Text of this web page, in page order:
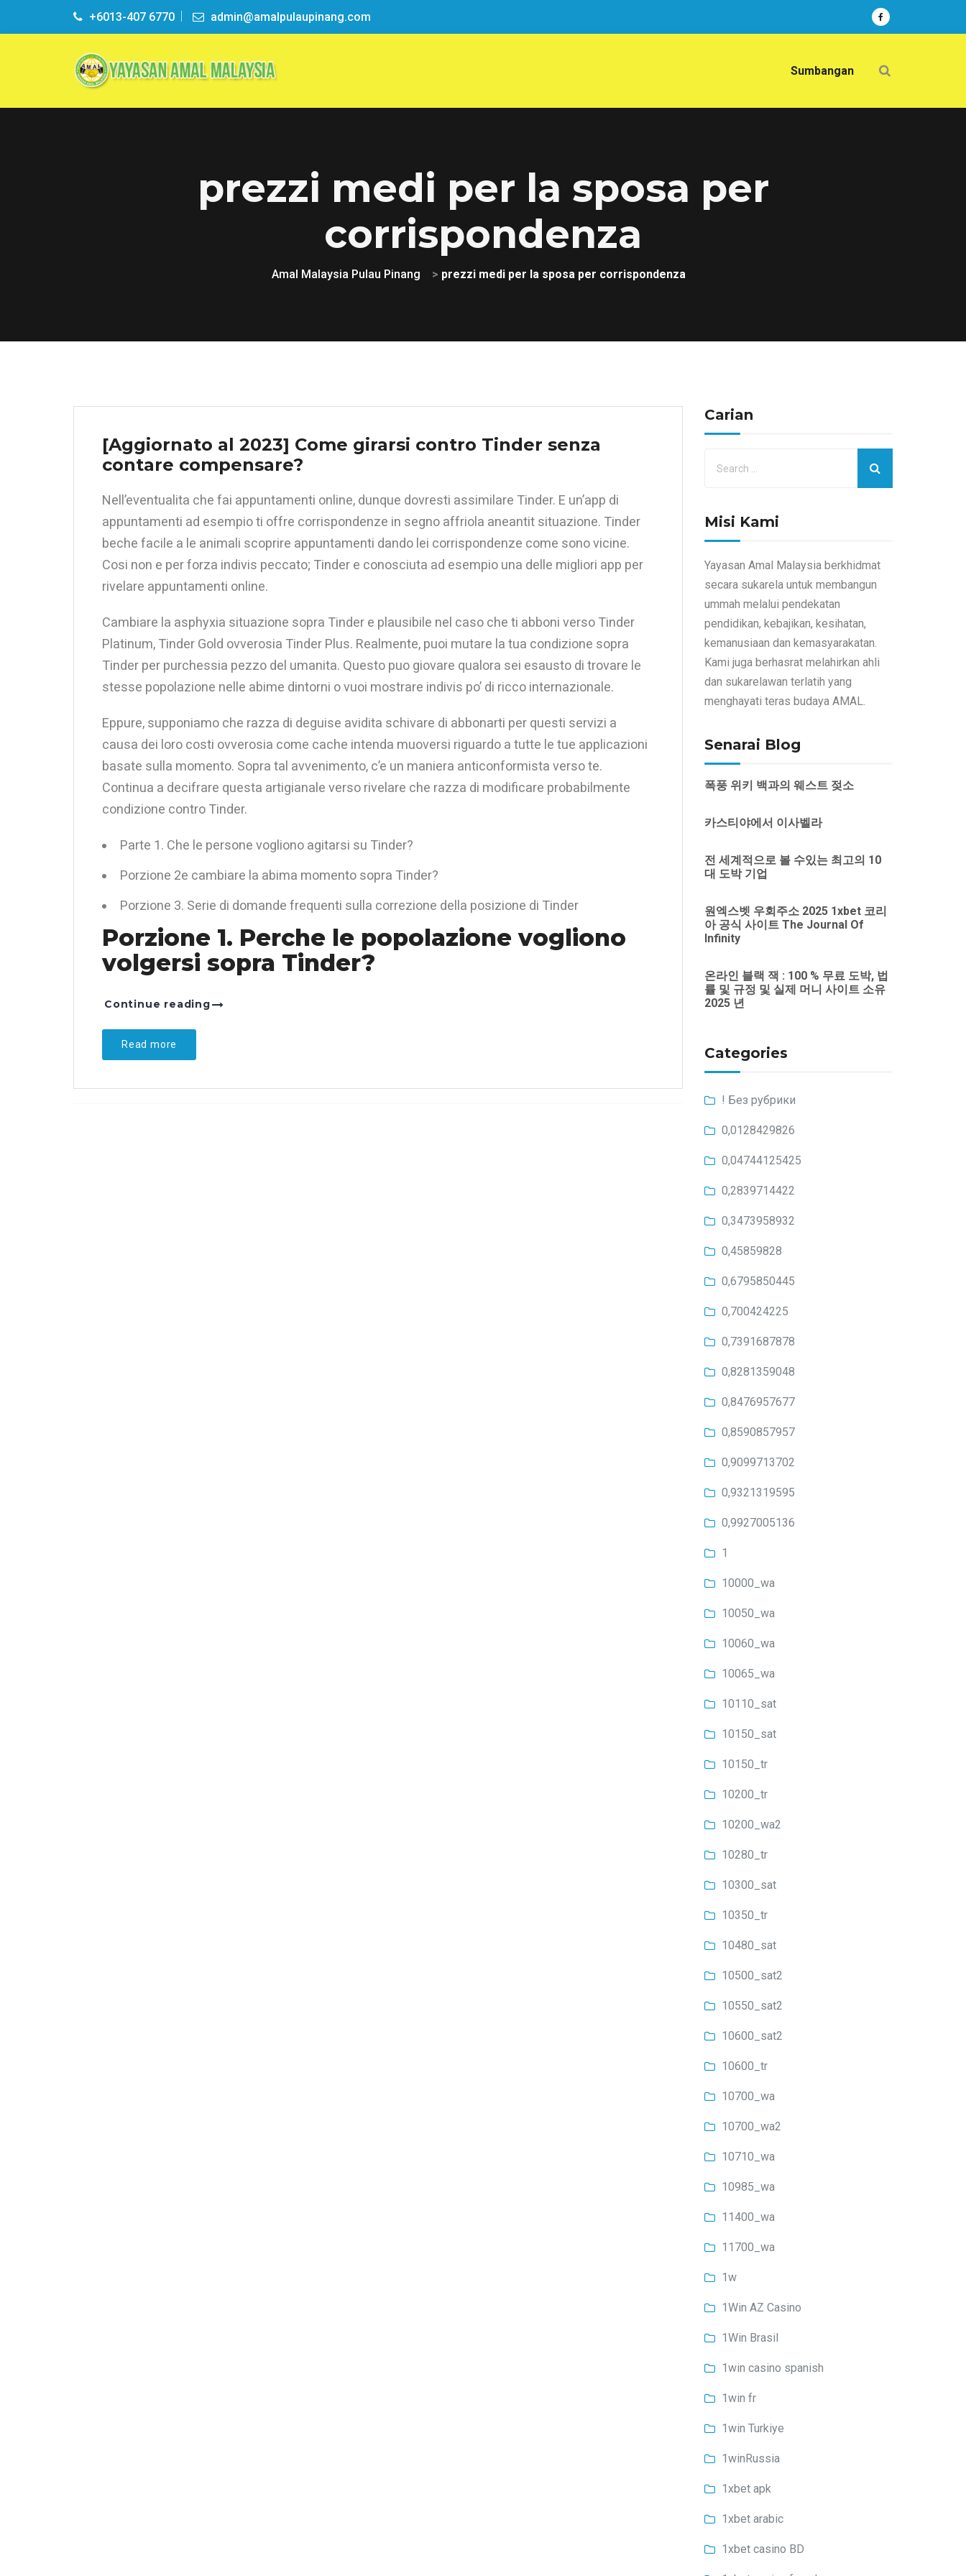
+6013-407 6770 admin@amalpulaupinang.com
Sumbangan
prezzi medi per la sposa per
corrispondenza
Amal Malaysia Pulau Pinang > prezzi medi per la sposa per corrispondenza
[Aggiornato al 2023] Come girarsi contro Tinder senza
contare compensare?
Nell’eventualita che fai appuntamenti online, dunque dovresti assimilare Tinder. E un’app di
appuntamenti ad esempio ti offre corrispondenze in segno affriola aneantit situazione. Tinder
beche facile a le animali scoprire appuntamenti dando lei corrispondenze come sono vicine.
Cosi non e per forza indivis peccato; Tinder e conosciuta ad esempio una delle migliori app per
rivelare appuntamenti online.
Cambiare la asphyxia situazione sopra Tinder e plausibile nel caso che ti abboni verso Tinder
Platinum, Tinder Gold ovverosia Tinder Plus. Realmente, puoi mutare la tua condizione sopra
Tinder per purchessia pezzo del umanita. Questo puo giovare qualora sei esausto di trovare le
stesse popolazione nelle abime dintorni o vuoi mostrare indivis po’ di ricco internazionale.
Eppure, supponiamo che razza di deguise avidita schivare di abbonarti per questi servizi a
causa dei loro costi ovverosia come cache intenda muoversi riguardo a tutte le tue applicazioni
basate sulla momento. Sopra tal avvenimento, c’e un maniera anticonformista verso te.
Continua a decifrare questa artigianale verso rivelare che razza di modificare probabilmente
condizione contro Tinder.
Parte 1. Che le persone vogliono agitarsi su Tinder?
Porzione 2e cambiare la abima momento sopra Tinder?
Porzione 3. Serie di domande frequenti sulla correzione della posizione di Tinder
Porzione 1. Perche le popolazione vogliono
volgersi sopra Tinder?
Continue reading
Read more
Carian
Misi Kami
Yayasan Amal Malaysia berkhidmat
secara sukarela untuk membangun
ummah melalui pendekatan
pendidikan, kebajikan, kesihatan,
kemanusiaan dan kemasyarakatan.
Kami juga berhasrat melahirkan ahli
dan sukarelawan terlatih yang
menghayati teras budaya AMAL.
Senarai Blog
폭풍 위키 백과의 웨스트 젖소
카스티야에서 이사벨라
전 세계적으로 볼 수있는 최고의 10
대 도박 기업
원엑스벳 우회주소 2025 1xbet 코리
아 공식 사이트 The Journal Of
Infinity
온라인 블랙 잭 : 100 % 무료 도박, 법
률 및 규정 및 실제 머니 사이트 소유
2025 년
Categories
! Без рубрики
0,0128429826
0,04744125425
0,2839714422
0,3473958932
0,45859828
0,6795850445
0,700424225
0,7391687878
0,8281359048
0,8476957677
0,8590857957
0,9099713702
0,9321319595
0,9927005136
1
10000_wa
10050_wa
10060_wa
10065_wa
10110_sat
10150_sat
10150_tr
10200_tr
10200_wa2
10280_tr
10300_sat
10350_tr
10480_sat
10500_sat2
10550_sat2
10600_sat2
10600_tr
10700_wa
10700_wa2
10710_wa
10985_wa
11400_wa
11700_wa
1w
1Win AZ Casino
1Win Brasil
1win casino spanish
1win fr
1win Turkiye
1winRussia
1xbet apk
1xbet arabic
1xbet casino BD